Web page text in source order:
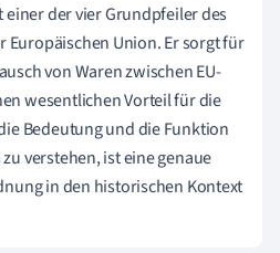
einer der vier Grundpfeiler des
Europäischen Union. Er sorgt für
von Waren zwischen EU-
wesentlichen Vorteil für die
Bedeutung und die Funktion
verstehen, ist eine genaue
in den historischen Kontext